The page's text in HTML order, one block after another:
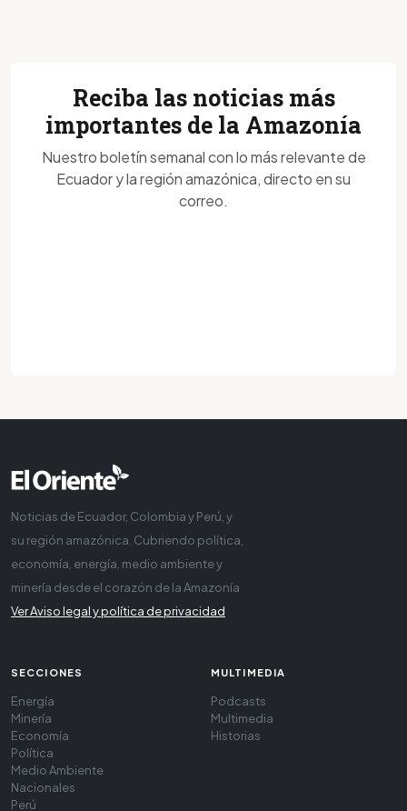
Reciba las noticias más
importantes de la Amazonía
Nuestro boletín semanal con lo más relevante de
Ecuador y la región amazónica, directo en su
correo.
Noticias de Ecuador, Colombia y Perú, y
su región amazónica. Cubriendo política,
economía, energía, medio ambiente y
minería desde el corazón de la Amazonía
Ver Aviso legal y política de privacidad
SECCIONES
Energía
Minería
Economía
Política
Medio Ambiente
Nacionales
Perú
MULTIMEDIA
Podcasts
Multimedia
Historias